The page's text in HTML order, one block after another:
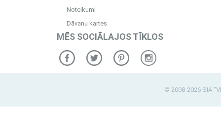
Noteikumi
Dāvanu kartes
MĒS SOCIĀLAJOS TĪKLOS
© 2008-2026 SIA